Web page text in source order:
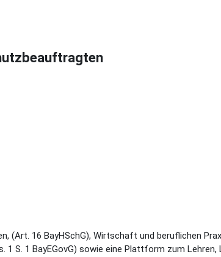
16 BayHSchG), Wirtschaft und beruflichen
1 S. 1 BayEGovG) sowie eine Plattform zum